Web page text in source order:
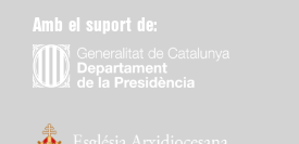
Amb el suport de: